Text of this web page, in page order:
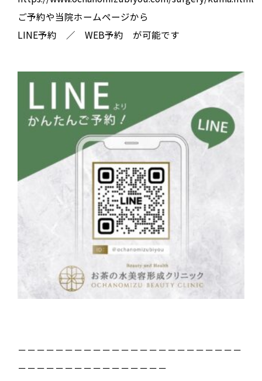
ご予約や当院ホームページから
LINE予約 ／ WEB予約 が可能です
－－－－－－－－－－－－－－－－－－－－－－－－
－－－－－－－－－－－－－－－－